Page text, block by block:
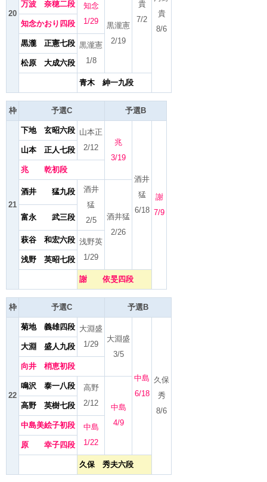
20
貴
7/2
貴
8/6
万波 奈穂二段
知念
1/29
黒瀧憲
2/19
知念かおり四段
黒瀧 正憲七段 黒瀧憲
1/8
松原 大成六段
青木 紳一九段
枠 予選C 予選B
21
下地 玄昭六段 山本正
2/12
兆
3/19
酒井
猛
6/18
謝
7/9
山本 正人七段
兆 乾初段
酒井 猛九段
酒井
猛
2/5
酒井猛
2/26
富永 武三段
萩谷 和宏六段 浅野英
1/29
浅野 英昭七段
謝 依旻四段
枠 予選C 予選B
22
菊地 義雄四段 大淵盛
1/29
大淵盛
3/5
中島
6/18
久保
秀
8/6
大淵 盛人九段
向井 梢恵初段
鳴沢 泰一八段
高野
2/12
中島
4/9
高野 英樹七段
中島美絵子初段
中島
1/22
原 幸子四段
久保 秀夫六段